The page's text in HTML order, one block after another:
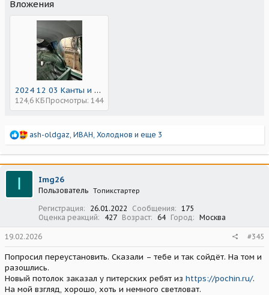
Вложения
2024 12 03 Канты и потолок (6).JPG
124,6 КБ Просмотры: 144
Р
а
к
ц
ash-oldgaz ИВАН Холоднов и еще 3
I Img26
Пользователь Топикстартер
Регистрация 26.01.2022 Сообщения
175
Оценка реакций
427 Возраст 64 Город Москва
19.02.2026 #345
Попросил переустановить. Сказали – тебе и так сойдёт. На том и
разошлись.
Новый потолок заказал у питерских ребят из https://pochin.ru/.
На мой взгляд, хорошо, хоть и немного светловат.